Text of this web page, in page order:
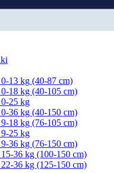
13 kg (40-87 cm)
18 kg (40-105 cm)
25 kg
36 kg (40-150 cm)
18 kg (76-105 cm)
25 kg
36 kg (76-150 cm)
36 kg (100-150 cm)
36 kg (125-150 cm)